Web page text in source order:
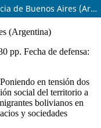
Las transformaciones socioterritoriales asociadas a las migraciones a partir de procesos de integración y segregación. El caso de Pedro Luro en el sudoeste de la provincia de Buenos Aires (Argentina)